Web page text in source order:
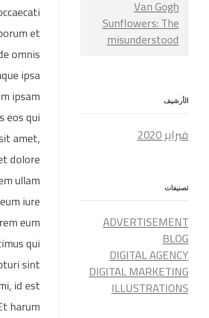
et
omnis
ipsa
ipsam
eos qui
amet,
dolore
ullam
iure
eum
qui
sint
id est
harum.
Van Gogh
Sunflowers: The
misunderstood
الأرشيف
فبراير 2020
تصنيفات
ADVERTISEMENT
BLOG
DIGITAL AGENCY
DIGITAL MARKETING
ILLUSTRATIONS